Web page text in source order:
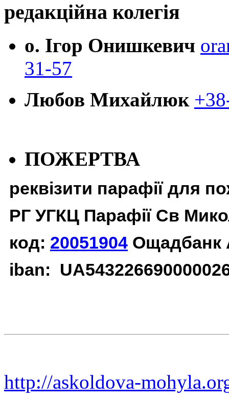
редакційна колегія
о. Ігор Онишкевич
31-57
Любов Михайлюк
ПОЖЕРТВА
реквізити парафії для
РГ УГКЦ Парафії Св
код: 20051904 Ощадбанк
iban:
http://askoldova-